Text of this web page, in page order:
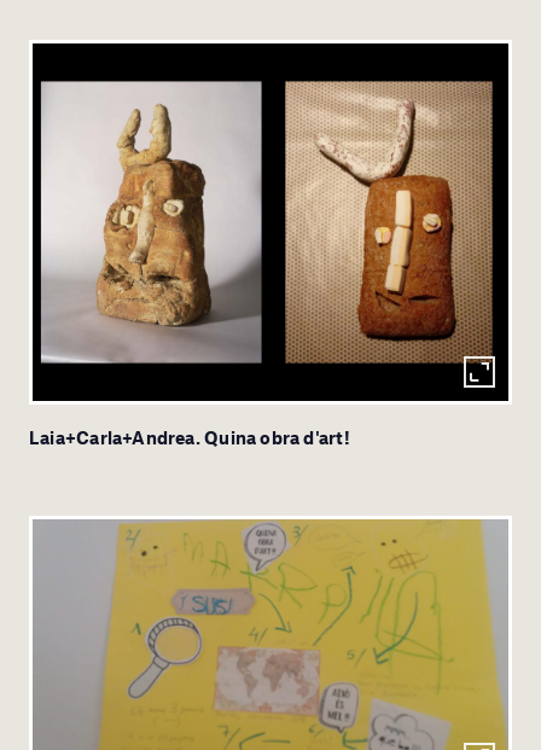
Laia+Carla+Andrea. Quina obra d'art!